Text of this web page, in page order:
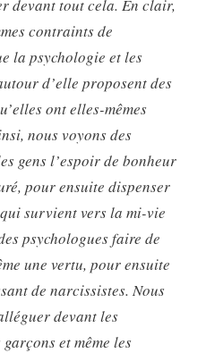
devant tout cela. En clair,
contraints de
la psychologie et les
d’elle proposent des
ont elles-mêmes
nous voyons des
gens l’espoir de bonheur
pour ensuite dispenser
survient vers la mi-vie
psychologues faire de
une vertu, pour ensuite
de narcissistes. Nous
devant les
et même les